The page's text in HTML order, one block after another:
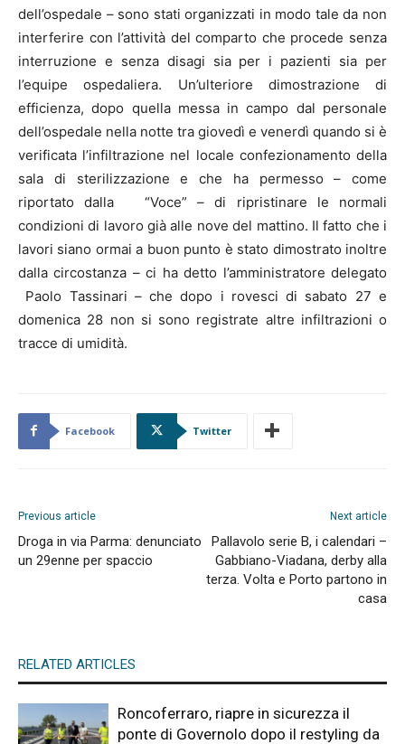
dell’ospedale – sono stati organizzati in modo tale da non
interferire con l’attività del comparto che procede senza
interruzione e senza disagi sia per i pazienti sia per
l’equipe ospedaliera. Un’ulteriore dimostrazione di
efficienza, dopo quella messa in campo dal personale
dell’ospedale nella notte tra giovedì e venerdì quando si è
verificata l’infiltrazione nel locale confezionamento della
sala di sterilizzazione e che ha permesso – come
riportato dalla “Voce” – di ripristinare le normali
condizioni di lavoro già alle nove del mattino. Il fatto che i
lavori siano ormai a buon punto è stato dimostrato inoltre
dalla circostanza – ci ha detto l’amministratore delegato
Paolo Tassinari – che dopo i rovesci di sabato 27 e
domenica 28 non si sono registrate altre infiltrazioni o
tracce di umidità.
Facebook Twitter
Previous article
Droga in via Parma: denunciato
un 29enne per spaccio
Next article
Pallavolo serie B, i calendari –
Gabbiano-Viadana, derby alla
terza. Volta e Porto partono in
casa
RELATED ARTICLES
Roncoferraro, riapre in sicurezza il
ponte di Governolo dopo il restyling da